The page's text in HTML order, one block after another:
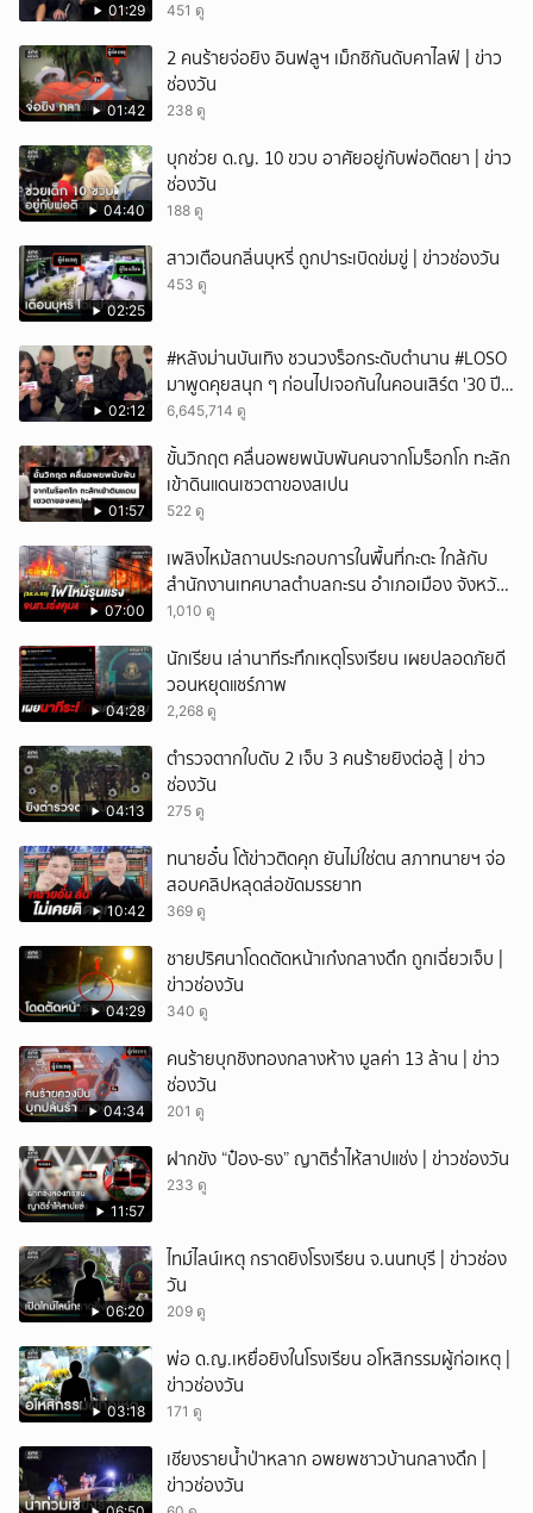
01:29 451 ดู
01:42
2 คนร้ายจ่อยิง อินฟลูฯ เม็กซิกันดับคาไลฟ์ | ข่าว
ช่องวัน
238 ดู
04:40
บุกช่วย ด.ญ. 10 ขวบ อาศัยอยู่กับพ่อติดยา | ข่าว
ช่องวัน
188 ดู
02:25
สาวเตือนกลิ่นบุหรี่ ถูกปาระเบิดข่มขู่ | ข่าวช่องวัน
453 ดู
02:12
#หลังม่านบันเทิง ชวนวงร็อกระดับตำนาน #LOSO
มาพูดคุยสนุก ๆ ก่อนไปเจอกันในคอนเสิร์ต '30 ปี
LOSO นานเท่าไรก็รอ'
6,645,714 ดู
01:57
ขั้นวิกฤต คลื่นอพยพนับพันคนจากโมร็อกโก ทะลัก
เข้าดินแดนเซวตาของสเปน
522 ดู
07:00
เพลิงไหม้สถานประกอบการในพื้นที่กะตะ ใกล้กับ
สำนักงานเทศบาลตำบลกะรน อำเภอเมือง จังหวัด
ภูเก็ต
1,010 ดู
04:28
นักเรียน เล่านาทีระทึกเหตุโรงเรียน เผยปลอดภัยดี
วอนหยุดแชร์ภาพ
2,268 ดู
04:13
ตำรวจตากใบดับ 2 เจ็บ 3 คนร้ายยิงต่อสู้ | ข่าว
ช่องวัน
275 ดู
10:42
ทนายอั๋น โต้ข่าวติดคุก ยันไม่ใช่ตน สภาทนายฯ จ่อ
สอบคลิปหลุดส่อขัดมรรยาท
369 ดู
04:29
ชายปริศนาโดดตัดหน้าเก๋งกลางดึก ถูกเฉี่ยวเจ็บ |
ข่าวช่องวัน
340 ดู
04:34
คนร้ายบุกชิงทองกลางห้าง มูลค่า 13 ล้าน | ข่าว
ช่องวัน
201 ดู
11:57
ฝากขัง “ป๋อง-ธง” ญาติร่ำไห้สาปแช่ง | ข่าวช่องวัน
233 ดู
06:20
ไทม์ไลน์เหตุ กราดยิงโรงเรียน จ.นนทบุรี | ข่าวช่อง
วัน
209 ดู
03:18
พ่อ ด.ญ.เหยื่อยิงในโรงเรียน อโหสิกรรมผู้ก่อเหตุ |
ข่าวช่องวัน
171 ดู
เชียงรายน้ำป่าหลาก อพยพชาวบ้านกลางดึก |
ข่าวช่องวัน